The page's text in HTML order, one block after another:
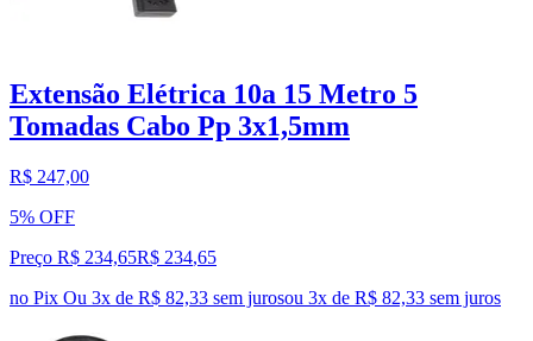
Extensão Elétrica 10a 15 Metro 5
Tomadas Cabo Pp 3x1,5mm
R$ 247,00
5% OFF
Preço R$ 234,65R$ 234,65
no Pix Ou 3x de R$ 82,33 sem jurosou 3x de R$ 82,33 sem juros